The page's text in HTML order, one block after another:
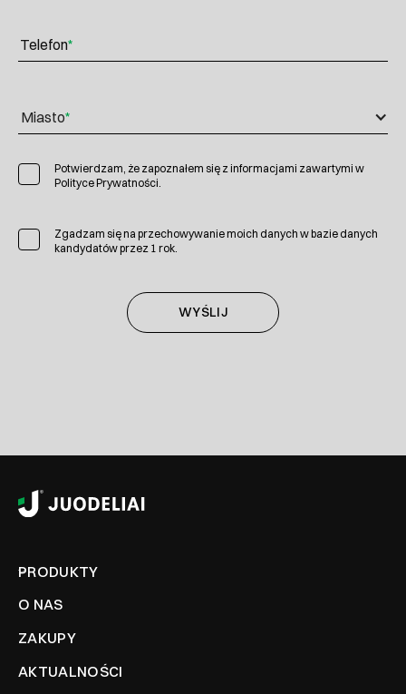
Telefon*
Miasto*
Potwierdzam, że zapoznałem się z informacjami zawartymi w
Polityce Prywatności.
Zgadzam się na przechowywanie moich danych w bazie danych
kandydatów przez 1 rok.
PRODUKTY
O NAS
ZAKUPY
AKTUALNOŚCI